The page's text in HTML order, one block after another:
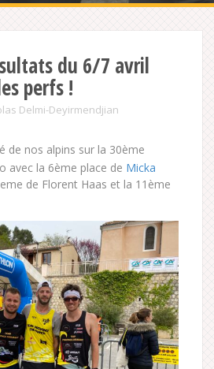
du 6/7 avril
perfs !
Delmi-Deyirmendjian
de nos alpins sur la 30ème
avec la 6ème place de Micka
de Florent Haas et la 11ème